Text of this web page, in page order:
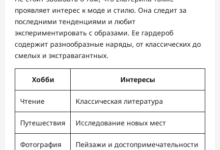
проявляет интерес к моде и стилю. Она следит за
последними тенденциями и любит
экспериментировать с образами. Ее гардероб
содержит разнообразные наряды, от классических до
смелых и экстравагантных.
Хобби Интересы
Чтение Классическая литература
Путешествия Исследование новых мест
Фотография Пейзажи и достопримечательности